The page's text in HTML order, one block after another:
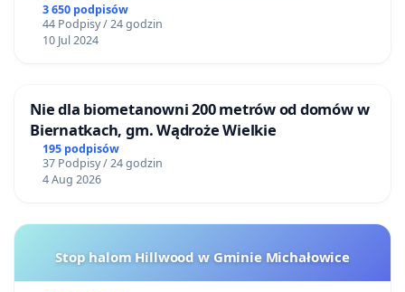
3 650 podpisów
44 Podpisy / 24 godzin
10 Jul 2024
Nie dla biometanowni 200 metrów od domów w
Biernatkach, gm. Wądroże Wielkie
195 podpisów
37 Podpisy / 24 godzin
4 Aug 2026
Stop halom Hillwood w Gminie Michałowice